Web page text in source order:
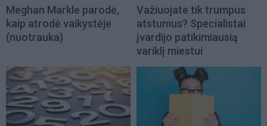
Meghan Markle parodė,
kaip atrodė vaikystėje
(nuotrauka)
Važiuojate tik trumpus
atstumus? Specialistai
įvardijo patikimiausią
variklį miestui